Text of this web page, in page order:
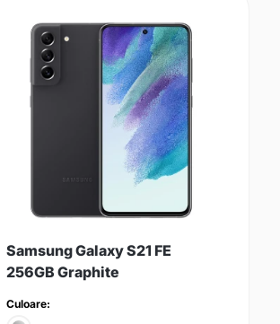
Samsung Galaxy S21 FE
256GB Graphite
Culoare: